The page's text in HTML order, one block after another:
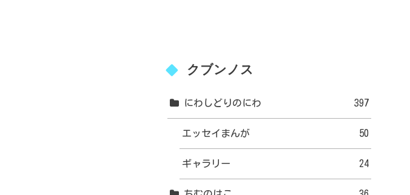
クブンノス
にわしどりのにわ 397
エッセイまんが 50
ギャラリー 24